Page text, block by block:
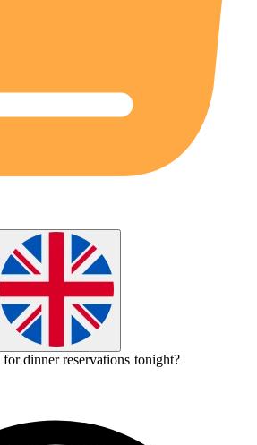
for dinner reservations tonight?